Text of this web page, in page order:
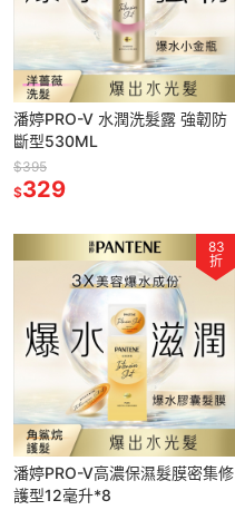
潘婷PRO-V 水潤洗髮露 強韌防
斷型530ML
$395
$329
83
折
潘婷PRO-V高濃保濕髮膜密集修
護型12毫升*8